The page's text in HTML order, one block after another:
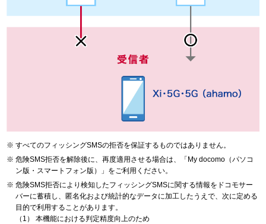
すべてのフィッシングSMSの拒否を保証するものではありません。
危険SMS拒否を解除後に、再度適用させる場合は、「My docomo（パソコ
ン版・スマートフォン版）」をご利用ください。
危険SMS拒否により検知したフィッシングSMSに関する情報をドコモサー
バーに蓄積し、匿名化および統計的なデータに加工したうえで、次に定める
目的で利用することがあります。
本機能における判定精度向上のため